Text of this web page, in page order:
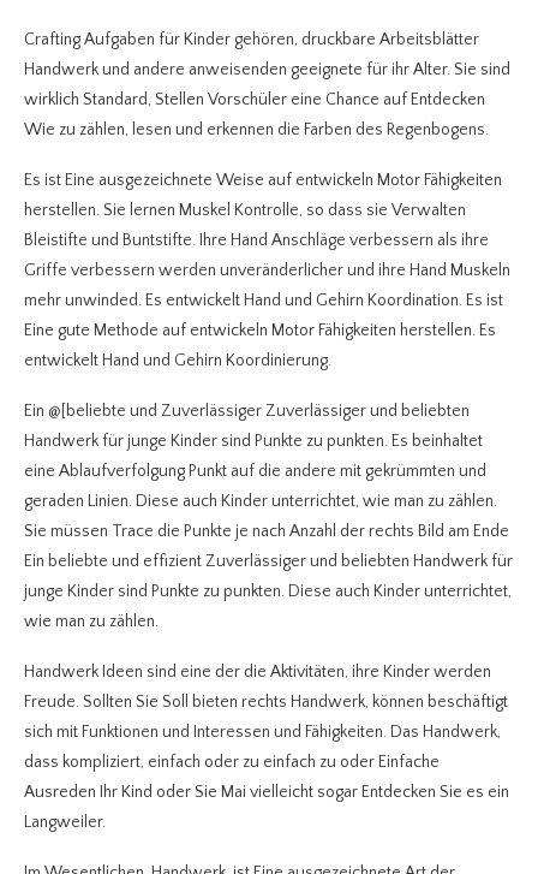
Crafting Aufgaben für Kinder gehören, druckbare Arbeitsblätter
Handwerk und andere anweisenden geeignete für ihr Alter. Sie sind
wirklich Standard, Stellen Vorschüler eine Chance auf Entdecken
Wie zu zählen, lesen und erkennen die Farben des Regenbogens.
Es ist Eine ausgezeichnete Weise auf entwickeln Motor Fähigkeiten
herstellen. Sie lernen Muskel Kontrolle, so dass sie Verwalten
Bleistifte und Buntstifte. Ihre Hand Anschläge verbessern als ihre
Griffe verbessern werden unveränderlicher und ihre Hand Muskeln
mehr unwinded. Es entwickelt Hand und Gehirn Koordination. Es ist
Eine gute Methode auf entwickeln Motor Fähigkeiten herstellen. Es
entwickelt Hand und Gehirn Koordinierung.
Ein @[beliebte und Zuverlässiger Zuverlässiger und beliebten
Handwerk für junge Kinder sind Punkte zu punkten. Es beinhaltet
eine Ablaufverfolgung Punkt auf die andere mit gekrümmten und
geraden Linien. Diese auch Kinder unterrichtet, wie man zu zählen.
Sie müssen Trace die Punkte je nach Anzahl der rechts Bild am Ende
Ein beliebte und effizient Zuverlässiger und beliebten Handwerk für
junge Kinder sind Punkte zu punkten. Diese auch Kinder unterrichtet,
wie man zu zählen.
Handwerk Ideen sind eine der die Aktivitäten, ihre Kinder werden
Freude. Sollten Sie Soll bieten rechts Handwerk, können beschäftigt
sich mit Funktionen und Interessen und Fähigkeiten. Das Handwerk,
dass kompliziert, einfach oder zu einfach zu oder Einfache
Ausreden Ihr Kind oder Sie Mai vielleicht sogar Entdecken Sie es ein
Langweiler.